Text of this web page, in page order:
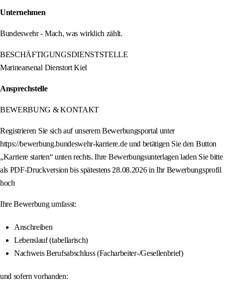
Unternehmen
Bundeswehr - Mach, was wirklich zählt.
BESCHÄFTIGUNGSDIENSTSTELLE
Marinearsenal Dienstort Kiel
Ansprechstelle
BEWERBUNG & KONTAKT
Registrieren Sie sich auf unserem Bewerbungsportal unter
https://bewerbung.bundeswehr-karriere.de und betätigen Sie den Button
„Karriere starten“ unten rechts. Ihre Bewerbungsunterlagen laden Sie bitte
als PDF-Druckversion bis spätestens 28.08.2026 in Ihr Bewerbungsprofil
hoch
Ihre Bewerbung umfasst:
Anschreiben
Lebenslauf (tabellarisch)
Nachweis Berufsabschluss (Facharbeiter-/Gesellenbrief)
und sofern vorhanden: